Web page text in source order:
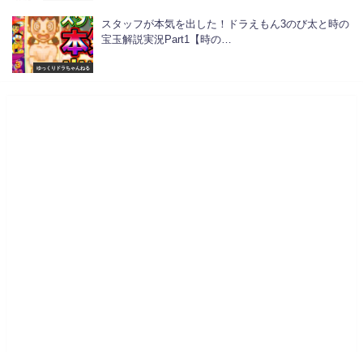
ゆっくりドラちゃんねる
スタッフが本気を出した！ドラえもん3のび太と時の
宝玉解説実況Part1【時の…